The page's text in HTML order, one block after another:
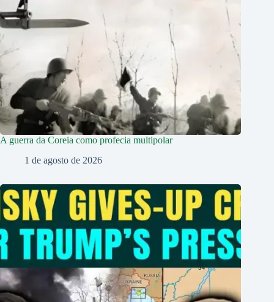
A guerra da Coreia como profecia multipolar
1 de agosto de 2026